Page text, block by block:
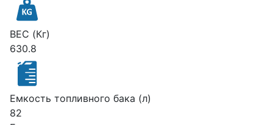
ВЕС (Кг)
630.8
Емкость топливного бака (л)
82